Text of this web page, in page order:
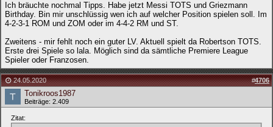
Ich bräuchte nochmal Tipps. Habe jetzt Messi TOTS und Griezmann
Birthday. Bin mir unschlüssig wen ich auf welcher Position spielen soll. Im
4-2-3-1 ROM und ZOM oder im 4-4-2 RM und ST.
Zweitens - mir fehlt noch ein guter LV. Aktuell spielt da Robertson TOTS.
Erste drei Spiele so lala. Möglich sind da sämtliche Premiere League
Spieler oder Franzosen.
24.05.2020 #4706
Tonikroos1987
Beiträge: 2.409
Zitat: